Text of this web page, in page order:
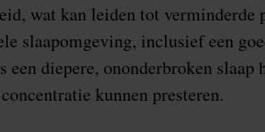
wat kan leiden tot
slaapomgeving, inclusief een
een diepere, ononderbroken
kunnen presteren.